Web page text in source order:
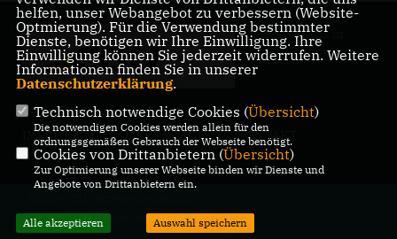
Lokale Politik in
Herzebrock-Clarholz
IMPRESSUM DATENSCHUTZ KONTAKT
Alle Rechte vorbehalten.
helfen, unser Webangebot zu verbessern (Website-
Optmierung). Für die Verwendung bestimmter
Dienste, benötigen wir Ihre Einwilligung. Ihre
Einwilligung können Sie jederzeit widerrufen. Weitere
Informationen finden Sie in unserer
Datenschutzerklärung.
Technisch notwendige Cookies (Übersicht)
Die notwendigen Cookies werden allein für den
ordnungsgemäßen Gebrauch der Webseite benötigt.
Cookies von Drittanbietern (Übersicht)
Zur Optimierung unserer Webseite binden wir Dienste und
Angebote von Drittanbietern ein.
Alle akzeptieren Auswahl speichern